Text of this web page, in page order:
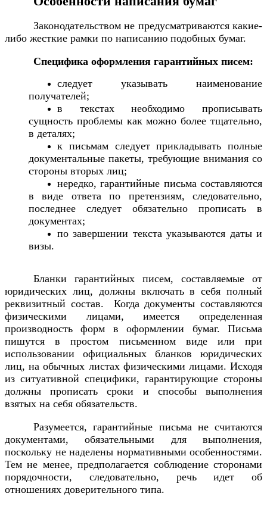
Законодательством не предусматриваются какие-
либо жесткие рамки по написанию подобных бумаг.
Специфика оформления гарантийных писем:
следует указывать наименование
получателей;
в текстах необходимо прописывать
сущность проблемы как можно более тщательно,
в деталях;
к письмам следует прикладывать полные
документальные пакеты, требующие внимания со
стороны вторых лиц;
нередко, гарантийные письма составляются
в виде ответа по претензиям, следовательно,
последнее следует обязательно прописать в
документах;
по завершении текста указываются даты и
визы.
Бланки гарантийных писем, составляемые от
юридических лиц, должны включать в себя полный
реквизитный состав. Когда документы составляются
физическими лицами, имеется определенная
производность форм в оформлении бумаг. Письма
пишутся в простом письменном виде или при
использовании официальных бланков юридических
лиц, на обычных листах физическими лицами. Исходя
из ситуативной специфики, гарантирующие стороны
должны прописать сроки и способы выполнения
взятых на себя обязательств.
Разумеется, гарантийные письма не считаются
документами, обязательными для выполнения,
поскольку не наделены нормативными особенностями.
Тем не менее, предполагается соблюдение сторонами
порядочности, следовательно, речь идет об
отношениях доверительного типа.